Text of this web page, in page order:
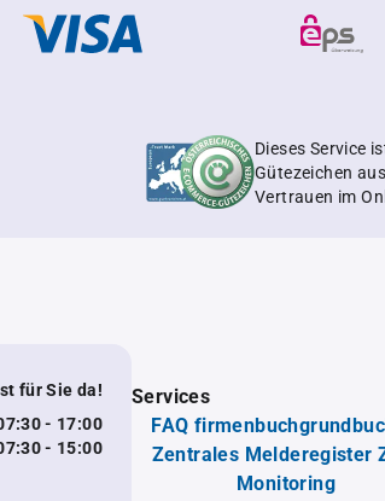
Dieses Service
Gütezeichen
Vertrauen im
für Sie da!
- 17:00
- 15:00
Services
FAQ
Zentrales Melderegister
Monitoring